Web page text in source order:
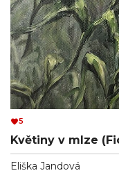
5
Květiny v mlze
Eliška Jandová